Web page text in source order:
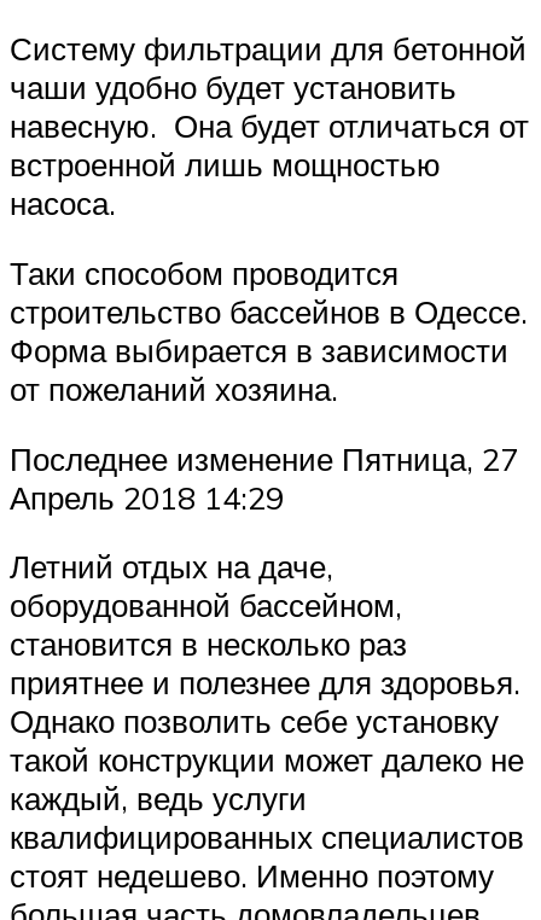
Систему фильтрации для бетонной
чаши удобно будет установить
навесную. Она будет отличаться от
встроенной лишь мощностью
насоса.
Таки способом проводится
строительство бассейнов в Одессе.
Форма выбирается в зависимости
от пожеланий хозяина.
Последнее изменение Пятница, 27
Апрель 2018 14:29
Летний отдых на даче,
оборудованной бассейном,
становится в несколько раз
приятнее и полезнее для здоровья.
Однако позволить себе установку
такой конструкции может далеко не
каждый, ведь услуги
квалифицированных специалистов
стоят недешево. Именно поэтому